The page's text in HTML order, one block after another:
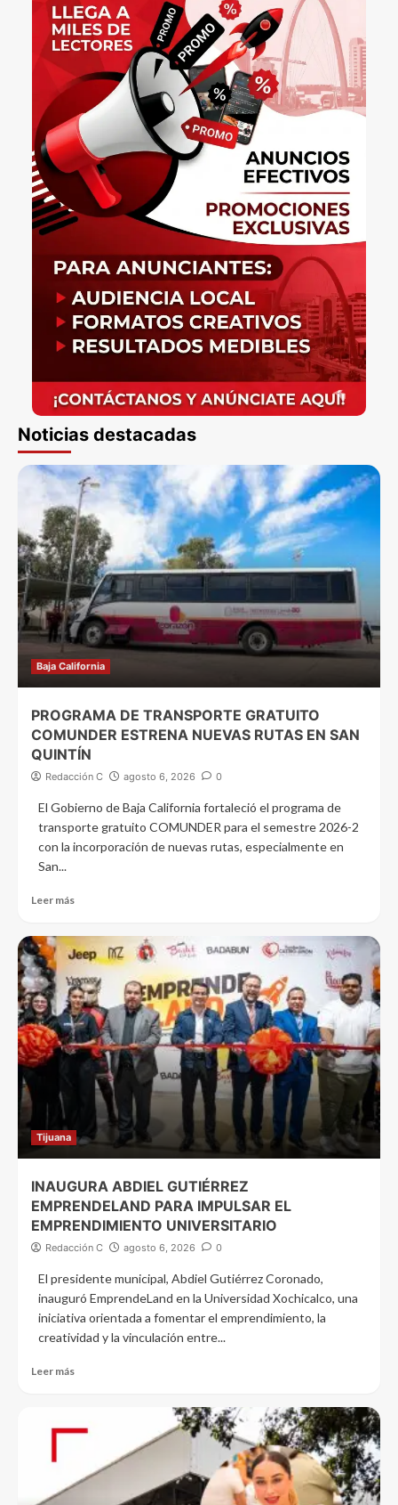
Noticias destacadas
Baja California
PROGRAMA DE TRANSPORTE GRATUITO
COMUNDER ESTRENA NUEVAS RUTAS EN SAN
QUINTÍN
Redacción C agosto 6, 2026 0
El Gobierno de Baja California fortaleció el programa de
transporte gratuito COMUNDER para el semestre 2026-2
con la incorporación de nuevas rutas, especialmente en
San...
Leer más
Tijuana
INAUGURA ABDIEL GUTIÉRREZ
EMPRENDELAND PARA IMPULSAR EL
EMPRENDIMIENTO UNIVERSITARIO
Redacción C agosto 6, 2026 0
El presidente municipal, Abdiel Gutiérrez Coronado,
inauguró EmprendeLand en la Universidad Xochicalco, una
iniciativa orientada a fomentar el emprendimiento, la
creatividad y la vinculación entre...
Leer más